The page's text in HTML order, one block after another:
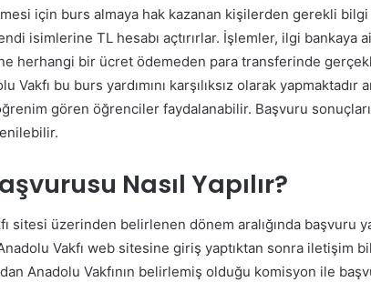
için burs almaya hak kazanan kişilerden gerekli
isimlerine TL hesabı açtırırlar. İşlemler, ilgi bankaya
herhangi bir ücret ödemeden para transferinde
Vakfı bu burs yardımını karşılıksız olarak
gören öğrenciler faydalanabilir. Başvuru
Nasıl Yapılır?
sitesi üzerinden belirlenen dönem aralığında başvuru
Vakfı web sitesine giriş yaptıktan sonra
Anadolu Vakfının belirlemiş olduğu komisyon ile